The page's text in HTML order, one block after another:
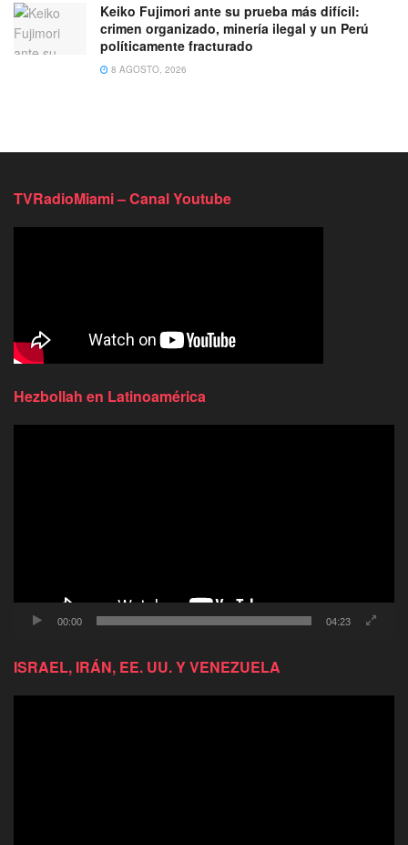
Keiko Fujimori ante su prueba más difícil:
crimen organizado, minería ilegal y un Perú
políticamente fracturado
8 AGOSTO, 2026
TVRadioMiami – Canal Youtube
Hezbollah en Latinoamérica
00:00 04:23
ISRAEL, IRÁN, EE. UU. Y VENEZUELA